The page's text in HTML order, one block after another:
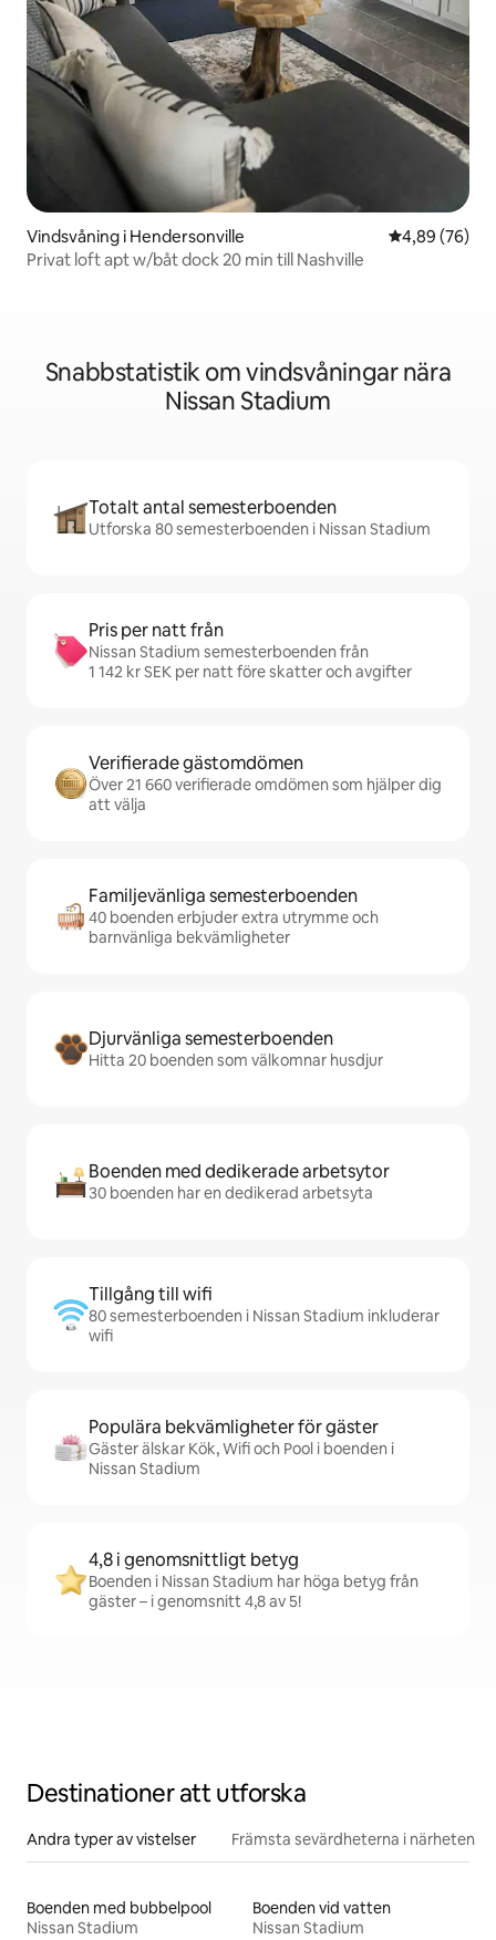
Vindsvåning i Hendersonville 4,89 av 5 i
4,89 (76)
Privat loft apt w/båt dock 20 min till Nashville
Snabbstatistik om vindsvåningar nära
Nissan Stadium
Totalt antal semesterboenden
Utforska 80 semesterboenden i Nissan Stadium
Pris per natt från
Nissan Stadium semesterboenden från
1 142 kr SEK per natt före skatter och avgifter
Verifierade gästomdömen
Över 21 660 verifierade omdömen som hjälper dig
att välja
Familjevänliga semesterboenden
40 boenden erbjuder extra utrymme och
barnvänliga bekvämligheter
Djurvänliga semesterboenden
Hitta 20 boenden som välkomnar husdjur
Boenden med dedikerade arbetsytor
30 boenden har en dedikerad arbetsyta
Tillgång till wifi
80 semesterboenden i Nissan Stadium inkluderar
wifi
Populära bekvämligheter för gäster
Gäster älskar Kök, Wifi och Pool i boenden i
Nissan Stadium
4,8 i genomsnittligt betyg
Boenden i Nissan Stadium har höga betyg från
gäster – i genomsnitt 4,8 av 5!
Destinationer att utforska
Andra typer av vistelser Främsta sevärdheterna i närheten
Boenden med bubbelpool
Nissan Stadium
Boenden vid vatten
Nissan Stadium